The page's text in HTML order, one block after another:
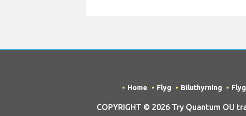
Home Flyg Biluthyrning
COPYRIGHT © 2026 Try Quantum OU